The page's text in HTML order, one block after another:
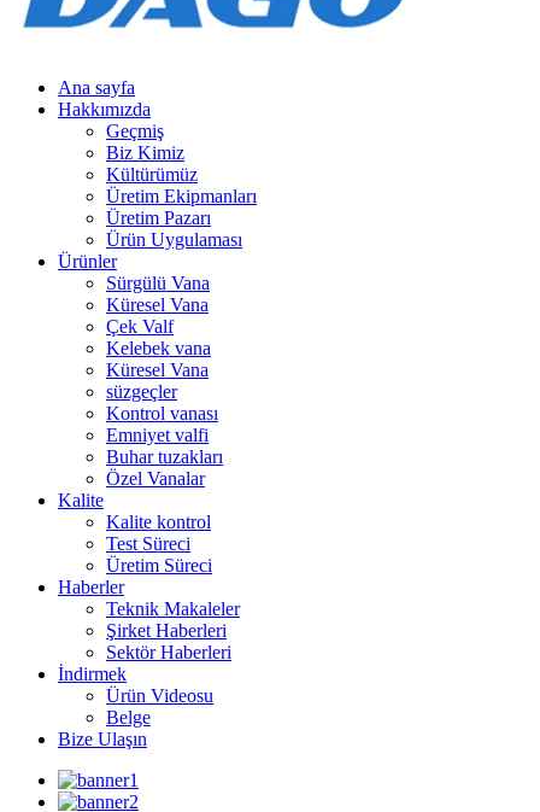
Ana sayfa
Hakkımızda
Geçmiş
Biz Kimiz
Kültürümüz
Üretim Ekipmanları
Üretim Pazarı
Ürün Uygulaması
Ürünler
Sürgülü Vana
Küresel Vana
Çek Valf
Kelebek vana
Küresel Vana
süzgeçler
Kontrol vanası
Emniyet valfi
Buhar tuzakları
Özel Vanalar
Kalite
Kalite kontrol
Test Süreci
Üretim Süreci
Haberler
Teknik Makaleler
Şirket Haberleri
Sektör Haberleri
İndirmek
Ürün Videosu
Belge
Bize Ulaşın